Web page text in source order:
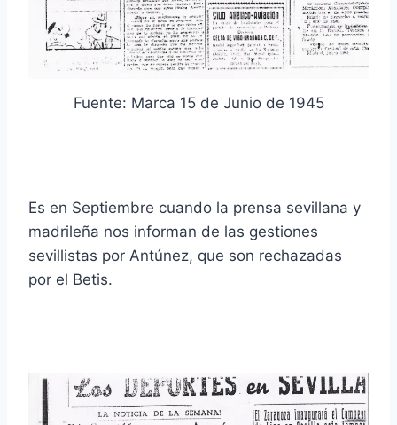
Fuente: Marca 15 de Junio de 1945
Es en Septiembre cuando la prensa sevillana y
madrileña nos informan de las gestiones
sevillistas por Antúnez, que son rechazadas
por el Betis.